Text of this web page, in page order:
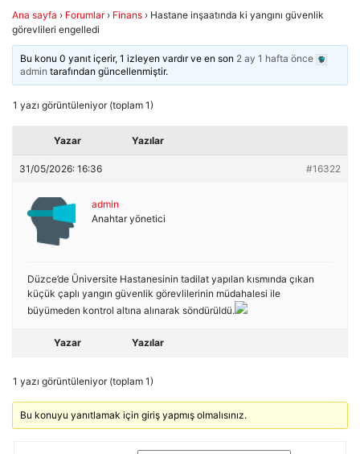
Ana sayfa › Forumlar › Finans › Hastane inşaatında ki yangını güvenlik
görevlileri engelledi
Bu konu 0 yanıt içerir, 1 izleyen vardır ve en son 2 ay 1 hafta önce
admin tarafından güncellenmiştir.
1 yazı görüntüleniyor (toplam 1)
Yazar Yazılar
31/05/2026: 16:36 #16322
admin
Anahtar yönetici
Düzce’de Üniversite Hastanesinin tadilat yapılan kısmında çıkan
küçük çaplı yangın güvenlik görevlilerinin müdahalesi ile
büyümeden kontrol altına alınarak söndürüldü.
Yazar Yazılar
1 yazı görüntüleniyor (toplam 1)
Bu konuyu yanıtlamak için giriş yapmış olmalısınız.